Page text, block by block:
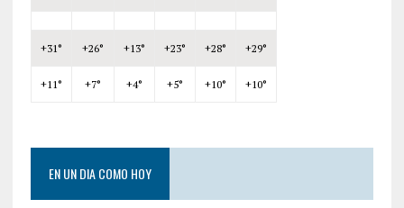
+31° +26° +13° +23° +28° +29°
+11° +7° +4° +5° +10° +10°
EN UN DIA COMO HOY